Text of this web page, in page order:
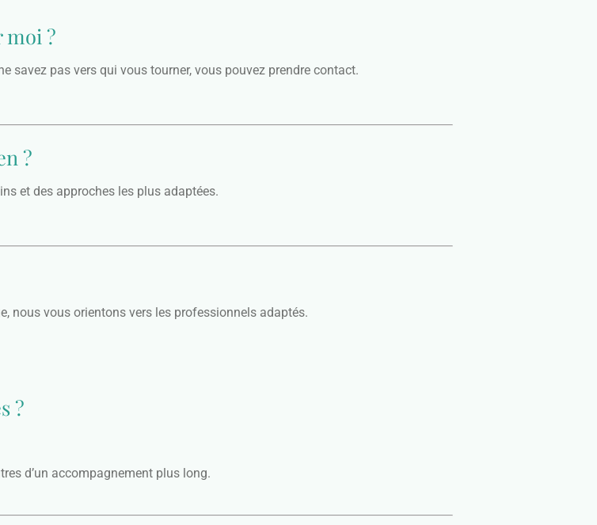
moi ?
savez pas vers qui vous tourner, vous pouvez prendre contact.
?
et des approches les plus adaptées.
nous vous orientons vers les professionnels adaptés.
?
d’un accompagnement plus long.